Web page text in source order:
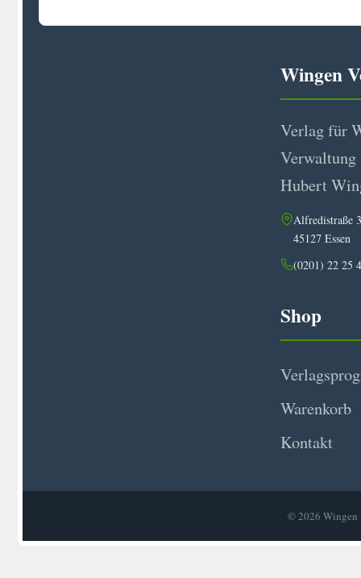
Wingen
Verlag für
Verwaltung
Hubert
Alfredistraße
45127 Essen
(0201) 22 25
Shop
Warenkorb
Kontakt
© 2026 Wingen